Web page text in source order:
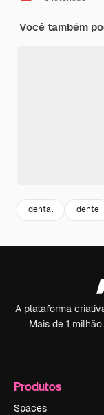
Você também
dental dente
A plataforma
Mais de 1
Produtos
Spaces